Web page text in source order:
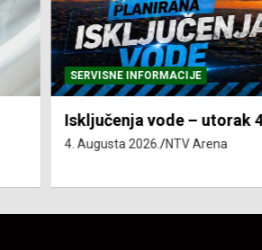
SERVISNE INFORMACIJE
Isključenja vode – utorak 4.
4. Augusta 2026. NTV Arena